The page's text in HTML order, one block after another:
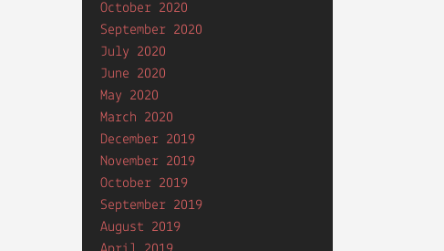
October 2020
September 2020
July 2020
June 2020
May 2020
March 2020
December 2019
November 2019
October 2019
September 2019
August 2019